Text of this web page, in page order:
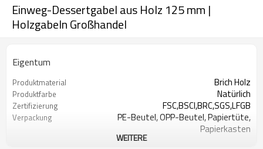
Einweg-Dessertgabel aus Holz 125 mm |
Holzgabeln Großhandel
Eigentum
Produktmaterial Brich Holz
Produktfarbe Natürlich
Zertifizierung FSC,BSCI,BRC,SGS,LFGB
Verpackung
PE-Beutel, OPP-Beutel, Papiertüte,
Papierkasten
WEITERE